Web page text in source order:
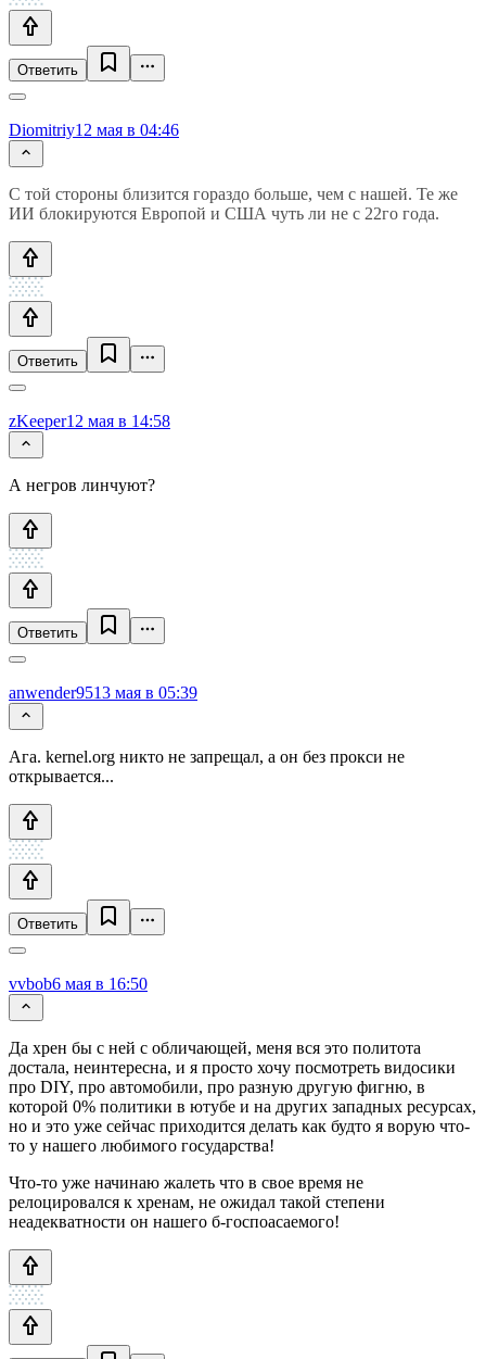
Ответить
Diomitriy12 мая в 04:46
С той стороны близится гораздо больше, чем с нашей. Те же
ИИ блокируются Европой и США чуть ли не с 22го года.
Ответить
zKeeper12 мая в 14:58
А негров линчуют?
Ответить
anwender9513 мая в 05:39
Ага. kernel.org никто не запрещал, а он без прокси не
открывается...
Ответить
vvbob6 мая в 16:50
Да хрен бы с ней с обличающей, меня вся это политота
достала, неинтересна, и я просто хочу посмотреть видосики
про DIY, про автомобили, про разную другую фигню, в
которой 0% политики в ютубе и на других западных ресурсах,
но и это уже сейчас приходится делать как будто я ворую что-
то у нашего любимого государства!
Что-то уже начинаю жалеть что в свое время не
релоцировался к хренам, не ожидал такой степени
неадекватности он нашего б-госпоасаемого!